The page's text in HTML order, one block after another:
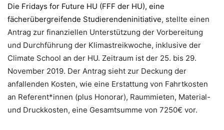
Die Fridays for Future HU (FFF der HU), eine
fächerübergreifende Studierendeninitiative, stellte einen
Antrag zur finanziellen Unterstützung der Vorbereitung
und Durchführung der Klimastreikwoche, inklusive der
Climate School an der HU. Zeitraum ist der 25. bis 29.
November 2019. Der Antrag sieht zur Deckung der
anfallenden Kosten, wie eine Erstattung von Fahrtkosten
an Referent*innen (plus Honorar), Raummieten, Material-
und Druckkosten, eine Gesamtsumme von 7250€ vor.